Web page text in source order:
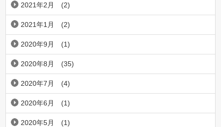
2021年2月 (2)
2021年1月 (2)
2020年9月 (1)
2020年8月 (35)
2020年7月 (4)
2020年6月 (1)
2020年5月 (1)